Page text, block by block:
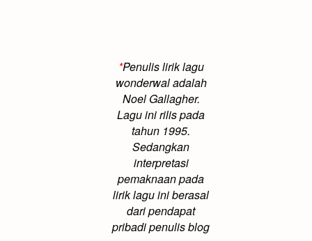
*Penulis lirik lagu
wonderwal adalah
Noel Gallagher.
Lagu ini rilis pada
tahun 1995.
Sedangkan
interpretasi
pemaknaan pada
lirik lagu ini berasal
dari pendapat
pribadi penulis blog